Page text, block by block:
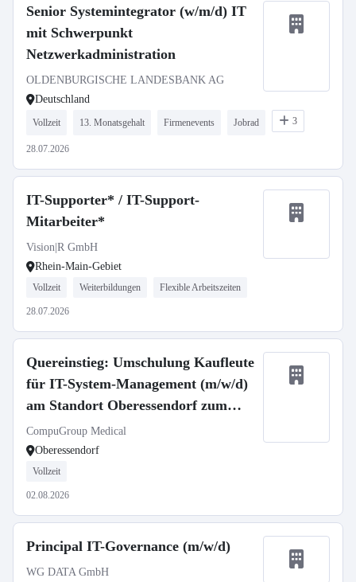
Senior Systemintegrator (w/m/d) IT
mit Schwerpunkt
Netzwerkadministration
OLDENBURGISCHE LANDESBANK AG
Deutschland
Vollzeit 13. Monatsgehalt Firmenevents Jobrad 3
28.07.2026
IT-Supporter* / IT-Support-
Mitarbeiter*
Vision|R GmbH
Rhein-Main-Gebiet
Vollzeit Weiterbildungen Flexible Arbeitszeiten
28.07.2026
Quereinstieg: Umschulung Kaufleute
für IT-System-Management (m/w/d)
am Standort Oberessendorf zum
01.09.2026
CompuGroup Medical
Oberessendorf
Vollzeit
02.08.2026
Principal IT-Governance (m/w/d)
WG DATA GmbH